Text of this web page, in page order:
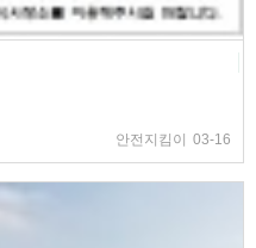
안전지킴이 03-16